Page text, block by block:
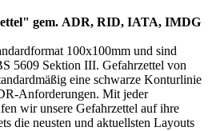
gem. ADR, RID, IATA, IMDG
100x100mm und sind
5609 Sektion III. Gefahrzettel von
eine schwarze Konturlinie
Anforderungen. Mit jeder
wir unsere Gefahrzettel auf ihre
die neusten und aktuellsten Layouts